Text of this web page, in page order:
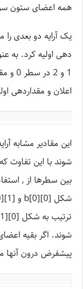
همه اعضای ستون سوم
یک آرایه دو بعدی را
اعلان و مقداردهی
این مقادیر مشابه
شوند با این تفاوت
شوند. اگر بقیه
پیشفرض درون آنها